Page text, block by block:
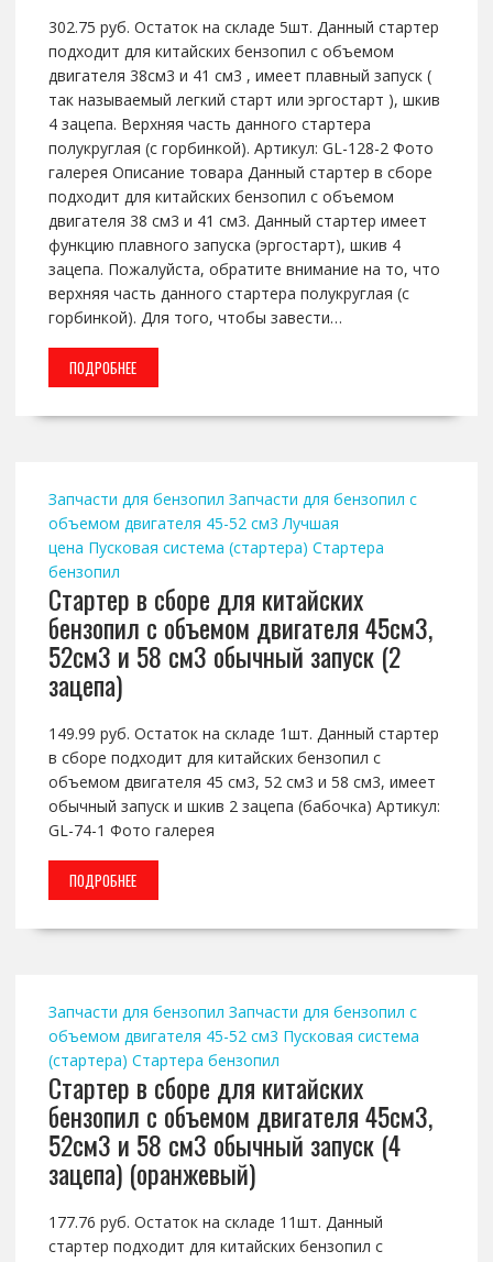
302.75 руб. Остаток на складе 5шт. Данный стартер
подходит для китайских бензопил с объемом
двигателя 38см3 и 41 см3 , имеет плавный запуск (
так называемый легкий старт или эргостарт ), шкив
4 зацепа. Верхняя часть данного стартера
полукруглая (с горбинкой). Артикул: GL-128-2 Фото
галерея Описание товара Данный стартер в сборе
подходит для китайских бензопил с объемом
двигателя 38 см3 и 41 см3. Данный стартер имеет
функцию плавного запуска (эргостарт), шкив 4
зацепа. Пожалуйста, обратите внимание на то, что
верхняя часть данного стартера полукруглая (с
горбинкой). Для того, чтобы завести…
ПОДРОБНЕЕ
Запчасти для бензопил Запчасти для бензопил с
объемом двигателя 45-52 см3 Лучшая
цена Пусковая система (стартера) Стартера
бензопил
Стартер в сборе для китайских
бензопил с объемом двигателя 45см3,
52см3 и 58 см3 обычный запуск (2
зацепа)
149.99 руб. Остаток на складе 1шт. Данный стартер
в сборе подходит для китайских бензопил с
объемом двигателя 45 см3, 52 см3 и 58 см3, имеет
обычный запуск и шкив 2 зацепа (бабочка) Артикул:
GL-74-1 Фото галерея
ПОДРОБНЕЕ
Запчасти для бензопил Запчасти для бензопил с
объемом двигателя 45-52 см3 Пусковая система
(стартера) Стартера бензопил
Стартер в сборе для китайских
бензопил с объемом двигателя 45см3,
52см3 и 58 см3 обычный запуск (4
зацепа) (оранжевый)
177.76 руб. Остаток на складе 11шт. Данный
стартер подходит для китайских бензопил с